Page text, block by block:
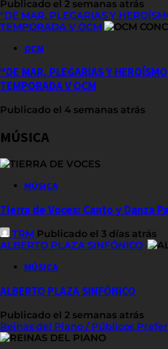
Publicado el 2 semanas atrás
“DE MAR, PLEGARIAS Y
TEMPORADA V OCM
OCM
“DE MAR, PLEGARIAS Y
TEMPORADA V OCM
Publicado el 4 semanas atrás
MÚSICA
MÚSICA
Tierra de Voces: Canto y Danza
TRM Publicado el 3 días atrás
ALBERTO PLAZA SINFÓNICO
MÚSICA
ALBERTO PLAZA SINFÓNICO
Publicado el 2 semanas atrás
Reinas del Piano / Públicos